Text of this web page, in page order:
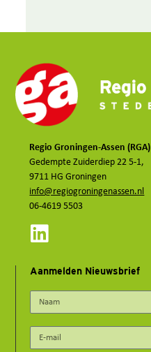
Regio Groningen-Assen (RGA)
Gedempte Zuiderdiep 22 5-1,
9711 HG Groningen
info@regiogroningenassen.nl
06-4619 5503
Aanmelden Nieuwsbrief